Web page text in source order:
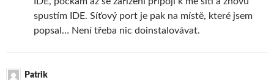
spustím IDE. Síťový port je pak na místě, které jsem
popsal… Není třeba nic doinstalovávat.
Patrik